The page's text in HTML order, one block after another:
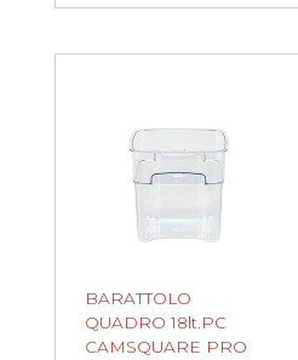
BARATTOLO
QUADRO 18lt.PC
CAMSQUARE PRO